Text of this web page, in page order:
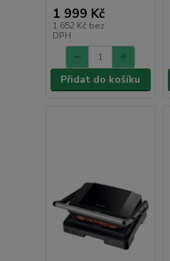
1 999 Kč
1 652 Kč bez
DPH
Přidat do košíku